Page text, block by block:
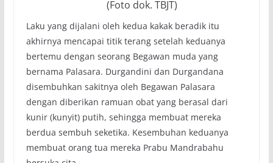
(Foto dok. TBJT)
Laku yang dijalani oleh kedua kakak beradik itu
akhirnya mencapai titik terang setelah keduanya
bertemu dengan seorang Begawan muda yang
bernama Palasara. Durgandini dan Durgandana
disembuhkan sakitnya oleh Begawan Palasara
dengan diberikan ramuan obat yang berasal dari
kunir (kunyit) putih, sehingga membuat mereka
berdua sembuh seketika. Kesembuhan keduanya
membuat orang tua mereka Prabu Mandrabahu